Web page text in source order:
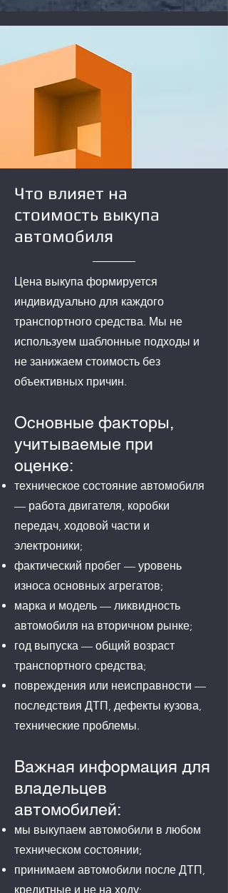
Что влияет на
стоимость выкупа
автомобиля
Цена выкупа формируется
индивидуально для каждого
транспортного средства. Мы не
используем шаблонные подходы и
не занижаем стоимость без
объективных причин.
Основные факторы,
учитываемые при
оценке:
техническое состояние автомобиля
— работа двигателя, коробки
передач, ходовой части и
электроники;
фактический пробег — уровень
износа основных агрегатов;
марка и модель — ликвидность
автомобиля на вторичном рынке;
год выпуска — общий возраст
транспортного средства;
повреждения или неисправности —
последствия ДТП, дефекты кузова,
технические проблемы.
Важная информация для
владельцев
автомобилей:
мы выкупаем автомобили в любом
техническом состоянии;
принимаем автомобили после ДТП,
кредитные и не на ходу;